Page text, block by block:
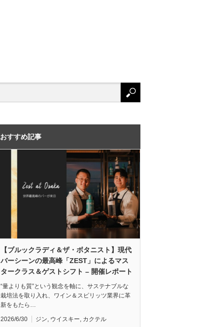
おすすめ記事
【ブルックラディ＆ザ・ボタニスト】現代
バーシーンの最高峰「ZEST」によるマス
タークラス＆ゲストシフト – 開催レポート
“量よりも質”という観念を軸に、サステナブルな
栽培法を取り入れ、ワイン＆スピリッツ業界に革
新をもたら…
2026/6/30 ジン ウイスキー カクテル